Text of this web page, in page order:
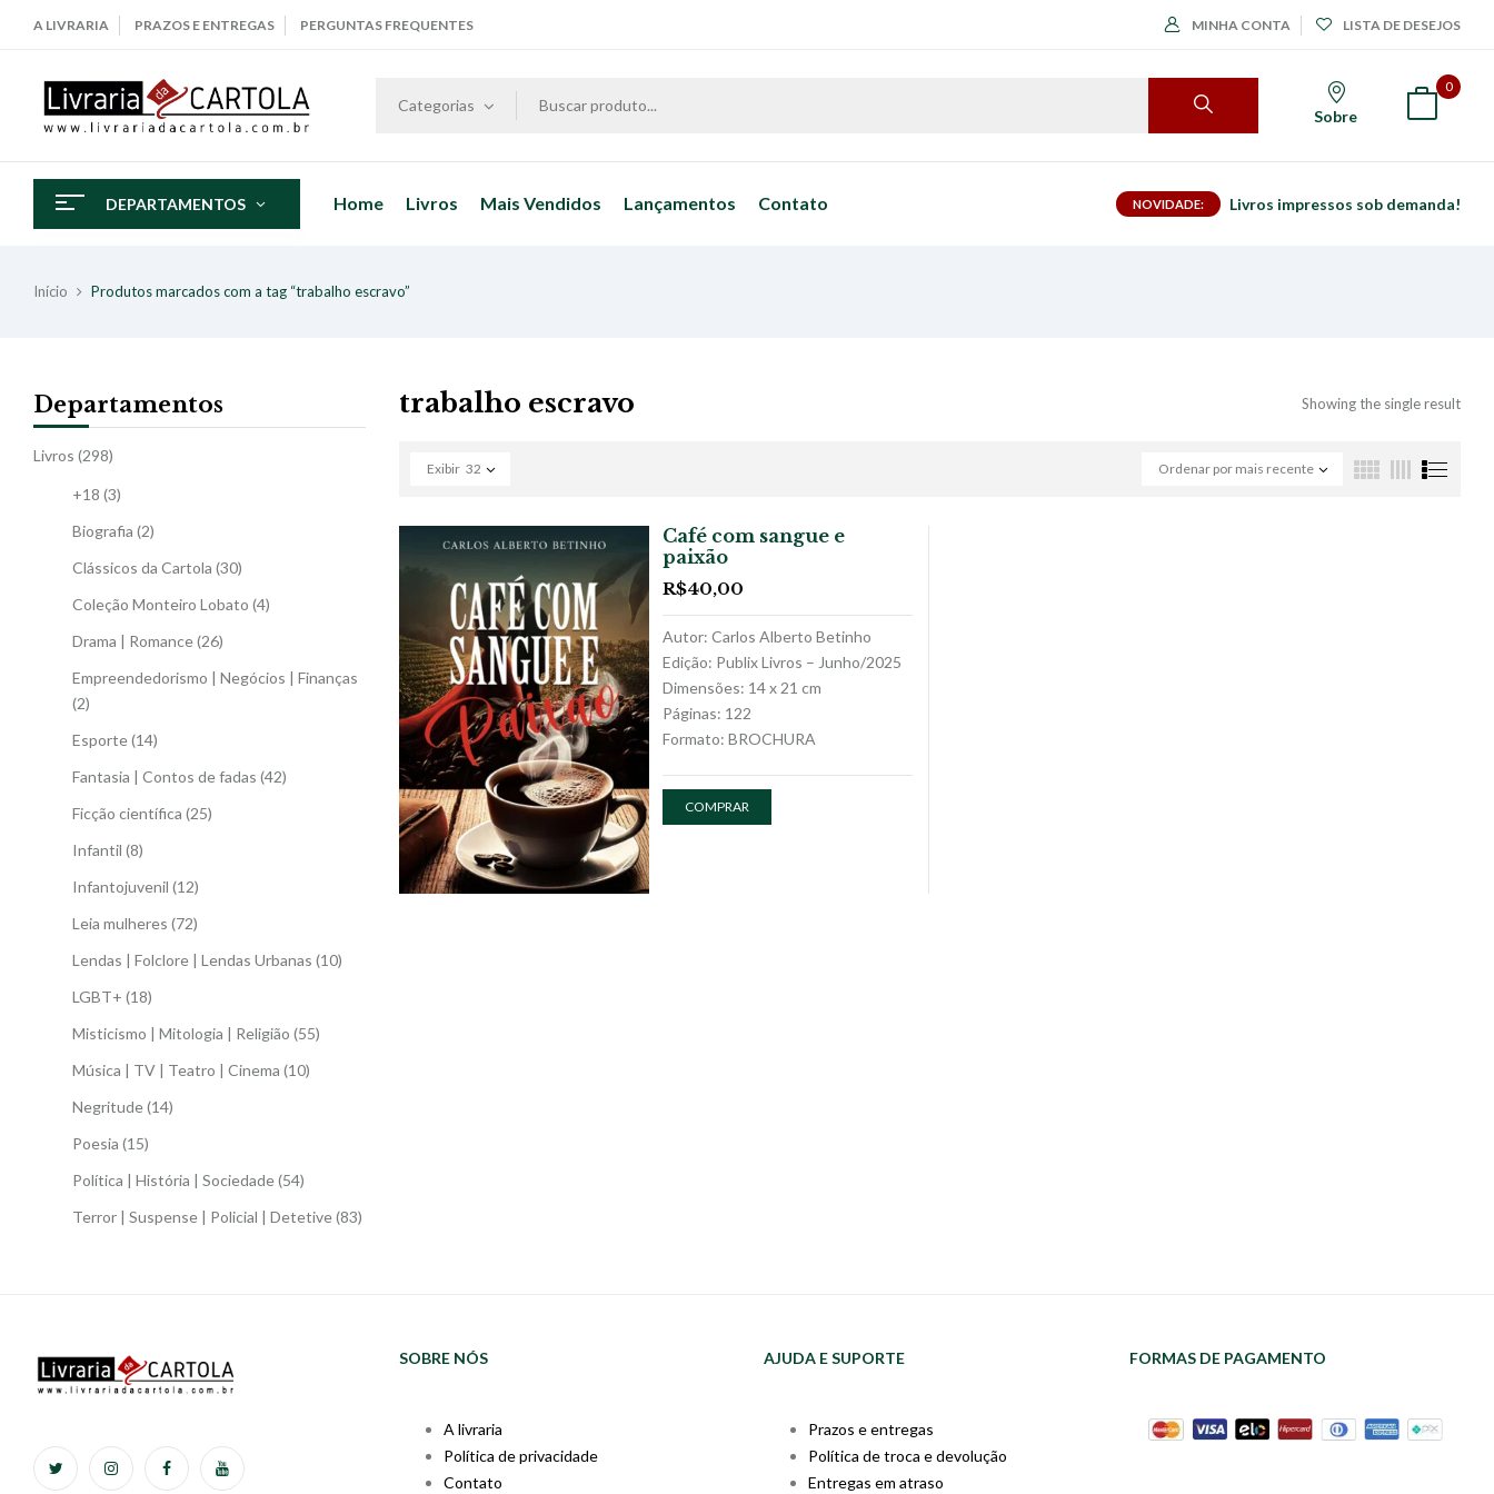
A LIVRARIA PRAZOS E ENTREGAS PERGUNTAS FREQUENTES MINHA CONTA LISTA DE DESEJOS
Categorias
Sobre
0
DEPARTAMENTOS Home Livros Mais Vendidos Lançamentos Contato NOVIDADE: Livros impressos sob demanda!
Início Produtos marcados com a tag “trabalho escravo”
Departamentos
Livros (298)
+18 (3)
Biografia (2)
Clássicos da Cartola (30)
Coleção Monteiro Lobato (4)
Drama | Romance(26)
Empreendedorismo | Negócios | Finanças
(2)
Esporte(14)
Fantasia | Contos de fadas (42)
Ficção científica (25)
Infantil (8)
Infantojuvenil (12)
Leia mulheres (72)
Lendas | Folclore | Lendas Urbanas (10)
LGBT+ (18)
Misticismo | Mitologia | Religião (55)
Música | TV | Teatro | Cinema (10)
Negritude(14)
Poesia (15)
Política | História | Sociedade(54)
Terror | Suspense | Policial | Detetive(83)
trabalho escravo Showing the single result
Ordenar por mais recente
Exibir 32
Café com sangue e
paixão
R$40,00
Autor: Carlos Alberto Betinho
Edição: Publix Livros – Junho/2025
Dimensões: 14 x 21 cm
Páginas: 122
Formato: BROCHURA
COMPRAR
SOBRE NÓS
A livraria
Política de privacidade
Contato
AJUDA E SUPORTE
Prazos e entregas
Política de troca e devolução
Entregas em atraso
FORMAS DE PAGAMENTO